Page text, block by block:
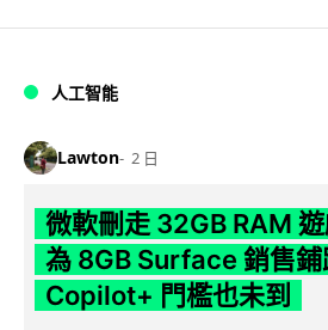
人工智能
Lawton 2 日
微軟刪走 32GB RAM
為 8GB Surface 銷售鋪
Copilot+ 門檻也未到